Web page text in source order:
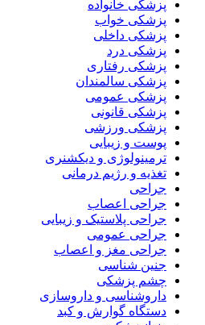
پزشکی خانواده
پزشکی خواب
پزشکی داخلی
پزشکی درد
پزشکی رفتاری
پزشکی سالمندان
پزشکی عمومی
پزشکی قانونی
پزشکی ورزشی
پوست و زیبایی
ترمینولوژی و دیکشنری
تغذیه و رژیم درمانی
جراحی
جراحی اعصاب
جراحی پلاستیک و زیبایی
جراحی عمومی
جراحی مغز و اعصاب
جنین شناسی
چشم پزشکی
داروشناسی و داروسازی
دستگاه گوارش و کبد